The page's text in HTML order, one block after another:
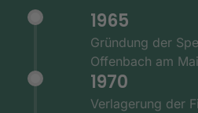
1965
Gründung der
Offenbach am
1970
Verlagerung der